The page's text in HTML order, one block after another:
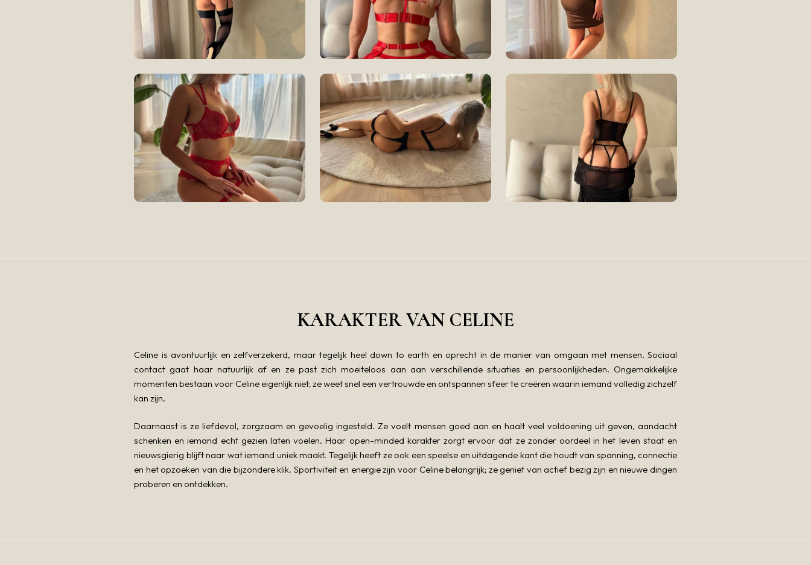
KARAKTER VAN CELINE
Celine is avontuurlijk en zelfverzekerd, maar tegelijk heel down to earth en oprecht in de manier van omgaan met mensen. Sociaal
contact gaat haar natuurlijk af en ze past zich moeiteloos aan aan verschillende situaties en persoonlijkheden. Ongemakkelijke
momenten bestaan voor Celine eigenlijk niet; ze weet snel een vertrouwde en ontspannen sfeer te creëren waarin iemand volledig zichzelf
kan zijn.
Daarnaast is ze liefdevol, zorgzaam en gevoelig ingesteld. Ze voelt mensen goed aan en haalt veel voldoening uit geven, aandacht
schenken en iemand echt gezien laten voelen. Haar open-minded karakter zorgt ervoor dat ze zonder oordeel in het leven staat en
nieuwsgierig blijft naar wat iemand uniek maakt. Tegelijk heeft ze ook een speelse en uitdagende kant die houdt van spanning, connectie
en het opzoeken van die bijzondere klik. Sportiviteit en energie zijn voor Celine belangrijk; ze geniet van actief bezig zijn en nieuwe dingen
proberen en ontdekken.